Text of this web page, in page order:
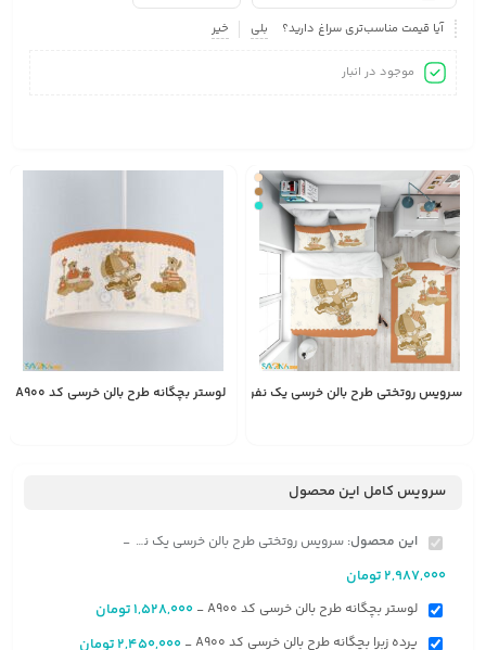
آیا قیمت مناسب‌تری سراغ دارید؟ بلی خیر
موجود در انبار
سرویس روتختی طرح بالن خرسی یک نفره کد A900لوستر بچگانه طرح بالن خرسی کد A900
سرویس کامل این محصول
این محصول: سرویس روتختی طرح بالن خرسی یک نفره کد A900 -
2,987,000تومان
لوستر بچگانه طرح بالن خرسی کد A900 -
1,528,000تومان
پرده زبرا بچگانه طرح بالن خرسی کد A900 -
2,450,000تومان